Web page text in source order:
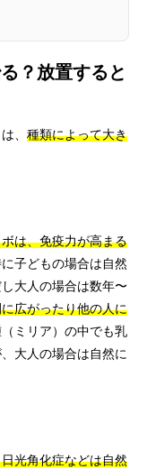
？放置すると
、 種類によって大き
は、免疫力が高まる
子どもの場合は自然
大人の場合は数年〜
広がったり他の人に
ミリア）の中でも乳
大人の場合は自然に
光角化症などは自然